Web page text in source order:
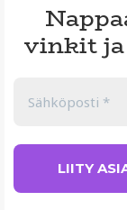
vinkit